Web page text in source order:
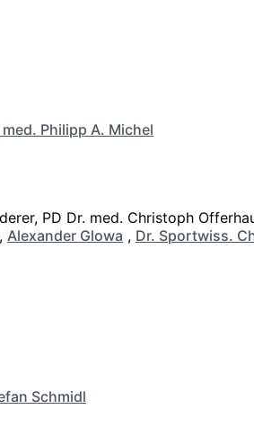
med. Philipp A. Michel
, Alexander Glowa , Dr. Sportwiss.
Schmidl